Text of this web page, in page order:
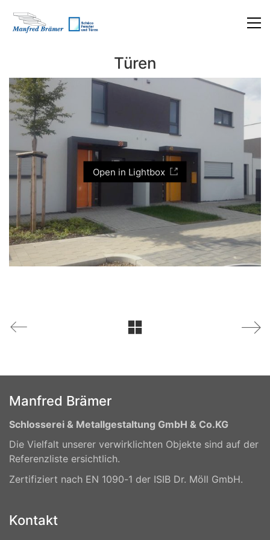
Türen
Open in Lightbox
Manfred Brämer
Schlosserei & Metallgestaltung GmbH & Co.KG
Die Vielfalt unserer verwirklichten Objekte sind auf der
Referenzliste ersichtlich.
Zertifiziert nach EN 1090-1 der ISIB Dr. Möll GmbH.
Kontakt